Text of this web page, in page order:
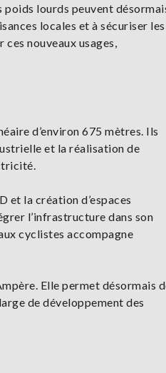
poids lourds peuvent
locales et à sécuriser les
nouveaux usages,
d’environ 675 mètres. Ils
et la réalisation de
et la création d’espaces
l’infrastructure dans son
cyclistes accompagne
Elle permet désormais
de développement des